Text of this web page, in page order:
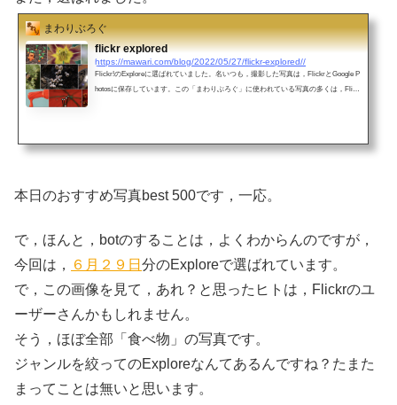
まわりぶろぐ
flickr explored
https://mawari.com/blog/2022/05/27/flickr-explored//
Flickr!のExploreに選ばれていました。名いつも，撮影した写真は，FlickrとGoogle P
hotosに保存しています。この「まわりぶろぐ」に使われている写真の多くは，Flick
いうことがわかりました。Flickrには一日数百万の写真が毎日アップロードされてい
本日のおすすめ写真best 500です，一応。
で，ほんと，botのすることは，よくわからんのですが，
今回は，
６月２９日 分のExploreで選ばれています。
で，この画像を見て，あれ？と思ったヒトは，Flickrのユ
ーザーさんかもしれません。
そう，ほぼ全部「食べ物」の写真です。
ジャンルを絞ってのExploreなんてあるんですね？たまた
まってことは無いと思います。